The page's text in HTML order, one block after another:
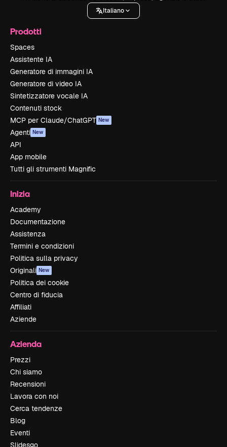
Italiano
Prodotti
Spaces
Assistente IA
Generatore di immagini IA
Generatore di video IA
Sintetizzatore vocale IA
Contenuti stock
MCP per Claude/ChatGPT New
Agenti New
API
App mobile
Tutti gli strumenti Magnific
Inizia
Academy
Documentazione
Assistenza
Termini e condizioni
Politica sulla privacy
Originali New
Politica dei cookie
Centro di fiducia
Affiliati
Aziende
Azienda
Prezzi
Chi siamo
Recensioni
Lavora con noi
Cerca tendenze
Blog
Eventi
Slidesgo